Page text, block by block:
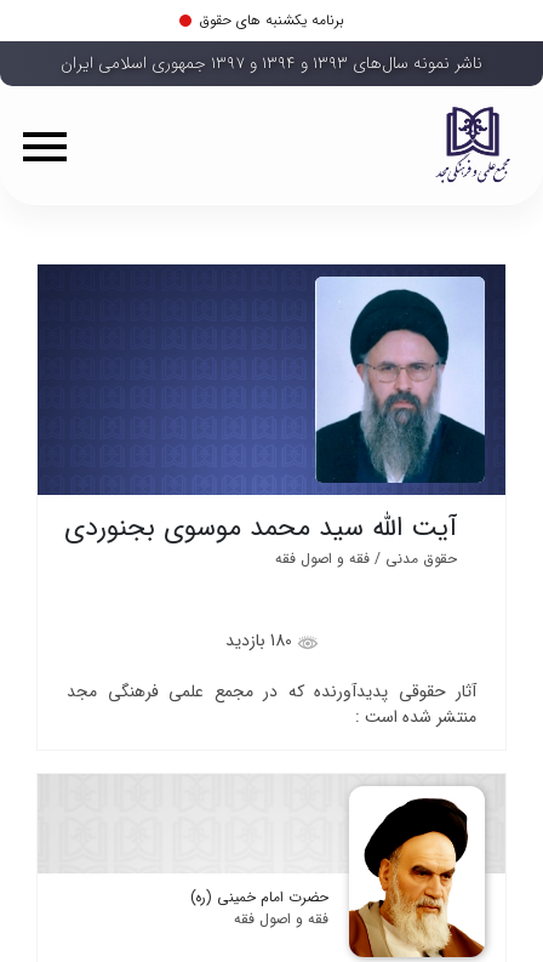
برنامه یکشنبه های حقوق
ناشر نمونه سال‌های ۱۳۹۳ و ۱۳۹۴ و ۱۳۹۷ جمهوری اسلامی ایران
آیت الله سید محمد موسوی بجنوردی
حقوق مدنی / فقه و اصول فقه
آثار حقوقی پدیدآورنده که در مجمع علمی فرهنگی مجد
منتشر شده است :
حضرت امام خمینی (ره)
فقه و اصول فقه